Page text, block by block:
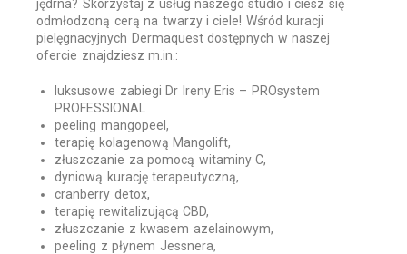
jędrna? Skorzystaj z usług naszego studio i ciesz się
odmłodzoną cerą na twarzy i ciele! Wśród kuracji
pielęgnacyjnych Dermaquest dostępnych w naszej
ofercie znajdziesz m.in.:
luksusowe zabiegi Dr Ireny Eris – PROsystem
PROFESSIONAL
peeling mangopeel,
terapię kolagenową Mangolift,
złuszczanie za pomocą witaminy C,
dyniową kurację terapeutyczną,
cranberry detox,
terapię rewitalizującą CBD,
złuszczanie z kwasem azelainowym,
peeling z płynem Jessnera,